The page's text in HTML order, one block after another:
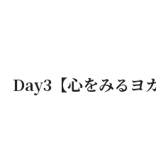
Day3【心をみるヨ